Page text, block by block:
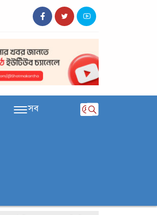
সব